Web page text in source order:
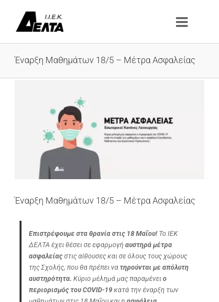
περιεχόμενο
Έναρξη Μαθημάτων 18/5 – Μέτρα Ασφαλείας
Έναρξη Μαθημάτων 18/5 – Μέτρα Ασφαλείας
Επιστρέφουμε στα θρανία στις 18 Μαΐου! Το ΙΕΚ
ΔΕΛΤΑ έχει θέσει σε εφαρμογή αυστηρά μέτρα
ασφαλείαςστις αίθουσες και σε όλους τους χώρους
της Σχολής, που θα πρέπει νατηρούνται με απόλυτη
αυστηρότητα. Κύριο μέλημά μας παραμένει ο
περιορισμός του COVID-19κατά την έναρξη των